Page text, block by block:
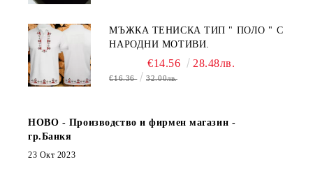
МЪЖКА ТЕНИСКА ТИП " ПОЛО " С
НАРОДНИ МОТИВИ.
€14.56 28.48лв.
€16.36 32.00лв.
НОВО - Производство и фирмен магазин -
гр.Банкя
23 Окт 2023